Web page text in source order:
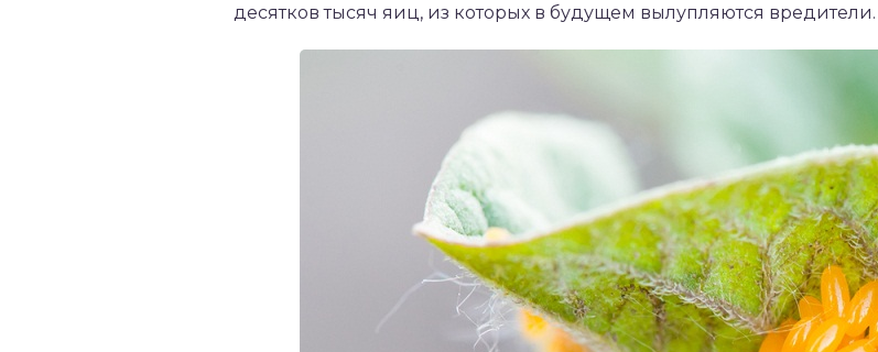
десятков тысяч яиц, из которых в будущем вылупляются вредители.